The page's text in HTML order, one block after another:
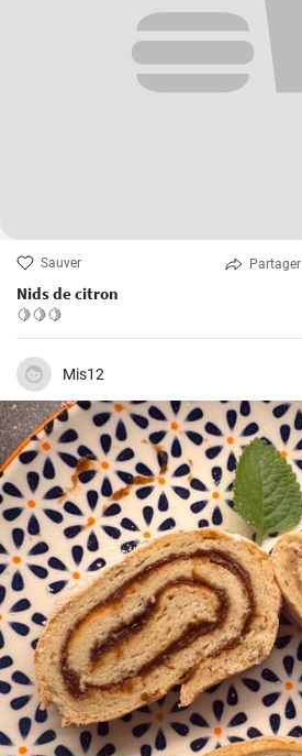
Sauver Partager
Nids de citron
🍋🍋🍋
Mis12